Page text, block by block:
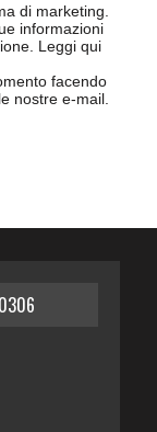
di marketing.
informazioni
Leggi qui
facendo
nostre e-mail.